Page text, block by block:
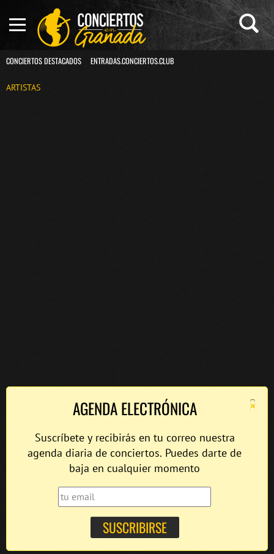
CONCIERTOS DESTACADOS ENTRADAS.CONCIERTOS.CLUB
ARTISTAS
×
AGENDA ELECTRÓNICA
Suscríbete y recibirás en tu correo nuestra
agenda diaria de conciertos. Puedes darte de
baja en cualquier momento